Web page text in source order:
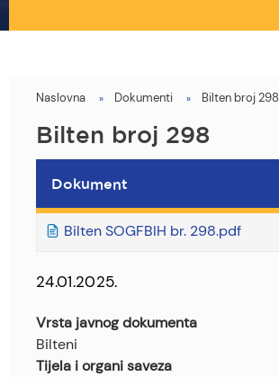
You
are
here
Naslovna Dokumenti Bilten broj 298
Bilten broj 298
Dokument
Bilten SOGFBIH br. 298.pdf
24.01.2025.
Vrsta javnog dokumenta
Bilteni
Tijela i organi saveza